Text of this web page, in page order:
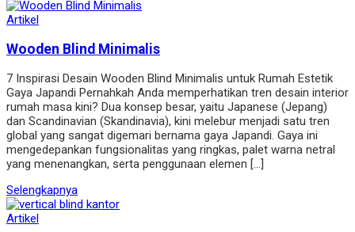
Artikel
Wooden Blind Minimalis
7 Inspirasi Desain Wooden Blind Minimalis untuk Rumah Estetik
Gaya Japandi Pernahkah Anda memperhatikan tren desain interior
rumah masa kini? Dua konsep besar, yaitu Japanese (Jepang)
dan Scandinavian (Skandinavia), kini melebur menjadi satu tren
global yang sangat digemari bernama gaya Japandi. Gaya ini
mengedepankan fungsionalitas yang ringkas, palet warna netral
yang menenangkan, serta penggunaan elemen […]
Selengkapnya
Artikel